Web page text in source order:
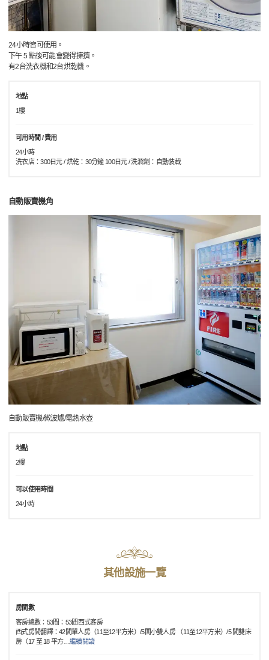
24小時皆可使用。
下午 5 點後可能會變得擁擠。
有2台洗衣機和2台烘乾機。
地點
1樓
可用時間 / 費用
24小時
洗衣店：300日元 / 烘乾：30分鐘 100日元 / 洗滌劑：自動裝載
自動販賣機角
自動販賣機/微波爐/電熱水壺
地點
2樓
可以使用時間
24小時
其他設施一覽
房間數
客房總數：53間：53間西式客房
西式房間翻譯：42間單人房（11至12平方米）/5間小雙人房 （11至12平方米）/5 間雙床
房（17 至 18 平方… 繼續閱讀